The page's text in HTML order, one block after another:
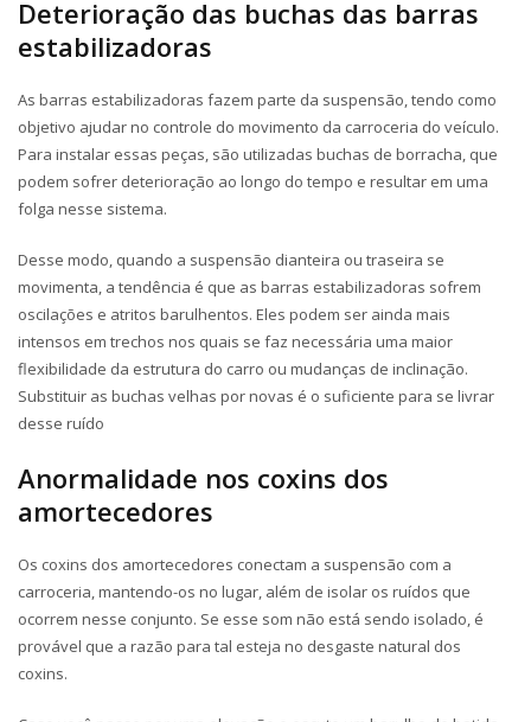
Deterioração das buchas das barras
estabilizadoras
As barras estabilizadoras fazem parte da suspensão, tendo como
objetivo ajudar no controle do movimento da carroceria do veículo.
Para instalar essas peças, são utilizadas buchas de borracha, que
podem sofrer deterioração ao longo do tempo e resultar em uma
folga nesse sistema.
Desse modo, quando a suspensão dianteira ou traseira se
movimenta, a tendência é que as barras estabilizadoras sofrem
oscilações e atritos barulhentos. Eles podem ser ainda mais
intensos em trechos nos quais se faz necessária uma maior
flexibilidade da estrutura do carro ou mudanças de inclinação.
Substituir as buchas velhas por novas é o suficiente para se livrar
desse ruído
Anormalidade nos coxins dos
amortecedores
Os coxins dos amortecedores conectam a suspensão com a
carroceria, mantendo-os no lugar, além de isolar os ruídos que
ocorrem nesse conjunto. Se esse som não está sendo isolado, é
provável que a razão para tal esteja no desgaste natural dos
coxins.